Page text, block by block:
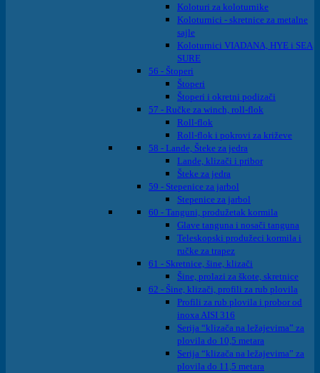
Koloturi za koloturnike
Koloturnici - skretnice za metalne
sajle
Koloturnici VIADANA, HYE i SEA
SURE
56 - Štoperi
Štoperi
Štoperi i okretni podizači
57 - Ručke za winch, roll-flok
Roll-flok
Roll-flok i pokrovi za križeve
58 - Lande, Šteke za jedra
Lande, klizači i pribor
Šteke za jedra
59 - Stepenice za jarbol
Stepenice za jarbol
60 - Tanguni, produžetak kormila
Glave tanguna i nosači tanguna
Teleskopski produžeci kormila i
ručke za trapez
61 - Skretnice, šine, klizači
Šine, prolazi za škote, skretnice
62 - Šine, klizači, profili za rub plovila
Profili za rub plovila i probor od
inoxa AISI 316
Serija “klizača na ležajevima” za
plovila do 10,5 metara
Serija “klizača na ležajevima” za
plovila do 11,5 metara